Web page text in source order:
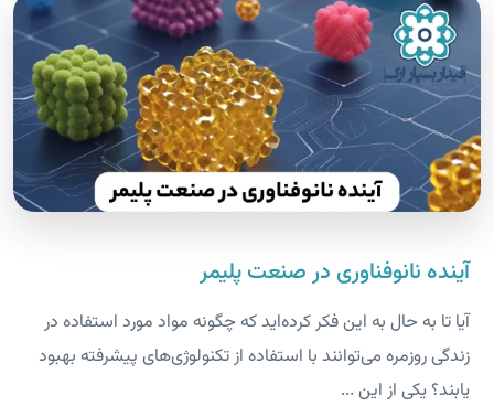
آینده نانوفناوری در صنعت پلیمر
آیا تا به حال به این فکر کرده‌اید که چگونه مواد مورد استفاده در
زندگی روزمره می‌توانند با استفاده از تکنولوژی‌های پیشرفته بهبود
یابند؟ یکی از این ...